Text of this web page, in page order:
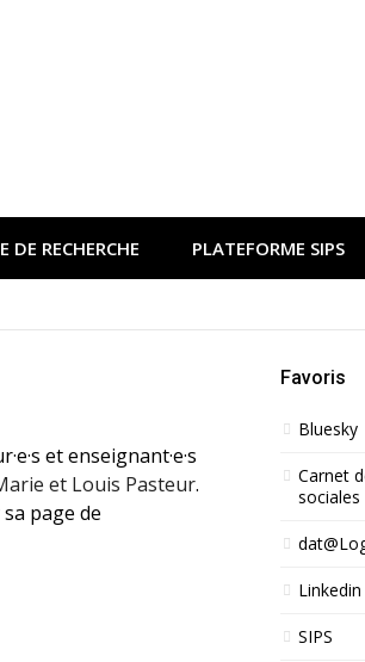
DE RECHERCHE PLATEFORME SIPS
et enseignant·e·s
et Louis Pasteur.
page de
Favoris
Bluesky
Carnet
sociales
Linkedin
SIPS